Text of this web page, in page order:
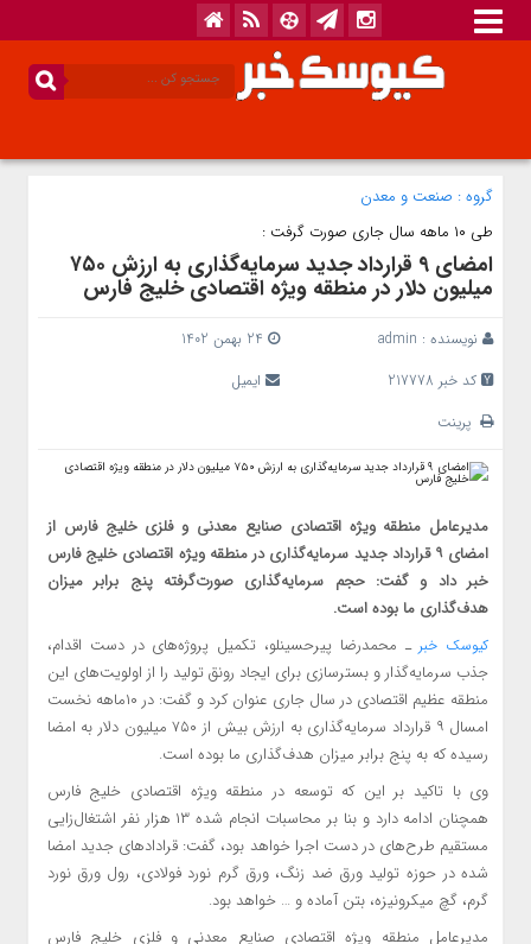
گروه : صنعت و معدن
طی ۱۰ ماهه سال جاری صورت گرفت :
امضای ۹ قرارداد جدید سرمایه‌گذاری به ارزش ۷۵۰
میلیون دلار در منطقه ویژه اقتصادی خلیج فارس
نویسنده : admin
کد خبر 217778
ایمیل
پرینت
مدیرعامل منطقه ویژه اقتصادی صنایع معدنی و فلزی خلیج فارس از
امضای ۹ قرارداد جدید سرمایه‌گذاری در منطقه ویژه اقتصادی خلیج فارس
خبر داد و گفت: حجم سرمایه‌گذاری صورت‌گرفته پنج برابر میزان
هدف‌گذاری ما بوده است.
کیوسک خبر ـ محمدرضا پیرحسینلو، تکمیل پروژه‌های در دست اقدام،
جذب سرمایه‌گذار و بسترسازی برای ایجاد رونق تولید را از اولویت‌های این
منطقه عظیم اقتصادی در سال جاری عنوان کرد و گفت: در ۱۰ماهه نخست
امسال ۹ قرارداد سرمایه‌گذاری به ارزش بیش از ۷۵۰ میلیون دلار به امضا
رسیده که به پنج برابر میزان هدف‌گذاری ما بوده است.
وی با تاکید بر این که توسعه در منطقه ویژه اقتصادی خلیج فارس
همچنان ادامه دارد و بنا بر محاسبات انجام شده ۱۳ هزار نفر اشتغال‌زایی
مستقیم طرح‌های در دست اجرا خواهد بود، گفت: قرادادهای جدید امضا
شده در حوزه تولید ورق ضد زنگ، ورق گرم نورد فولادی، رول ورق نورد
گرم، گچ میکرونیزه، بتن آماده و … خواهد بود.
مدیرعامل منطقه ویژه اقتصادی صنایع معدنی و فلزی خلیج فارس